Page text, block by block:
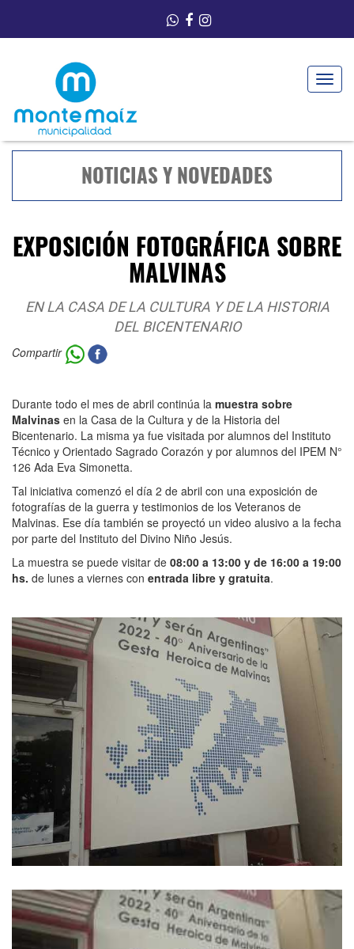
Toggle
NOTICIAS Y NOVEDADES
EXPOSICIÓN FOTOGRÁFICA SOBRE
MALVINAS
EN LA CASA DE LA CULTURA Y DE LA HISTORIA
DEL BICENTENARIO
Compartir
Durante todo el mes de abril continúa la muestra sobre
Malvinas en la Casa de la Cultura y de la Historia del
Bicentenario. La misma ya fue visitada por alumnos del Instituto
Técnico y Orientado Sagrado Corazón y por alumnos del IPEM N°
126 Ada Eva Simonetta.
Tal iniciativa comenzó el día 2 de abril con una exposición de
fotografías de la guerra y testimonios de los Veteranos de
Malvinas. Ese día también se proyectó un video alusivo a la fecha
por parte del Instituto del Divino Niño Jesús.
La muestra se puede visitar de 08:00 a 13:00 y de 16:00 a 19:00
hs. de lunes a viernes con entrada libre y gratuita.